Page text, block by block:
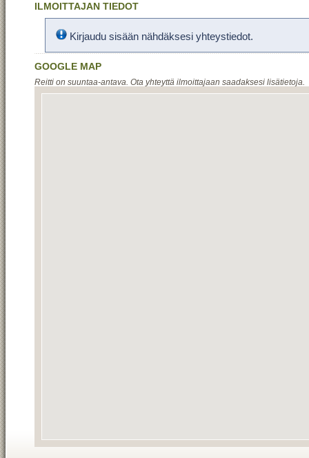
ILMOITTAJAN TIEDOT
Kirjaudu sisään nähdäksesi yhteystiedot.
GOOGLE MAP
Reitti on suuntaa-antava. Ota yhteyttä ilmoittajaan saadaksesi lisätietoja.